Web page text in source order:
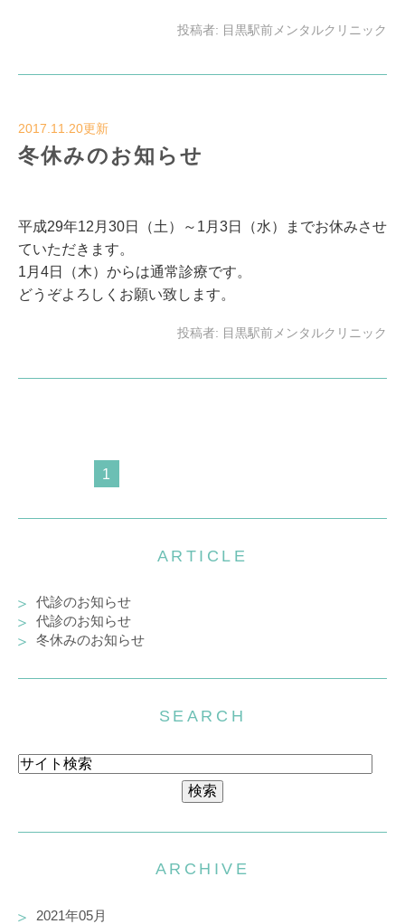
投稿者: 目黒駅前メンタルクリニック
2017.11.20更新
冬休みのお知らせ
平成29年12月30日（土）～1月3日（水）までお休みさせ
ていただきます。
1月4日（木）からは通常診療です。
どうぞよろしくお願い致します。
投稿者: 目黒駅前メンタルクリニック
1
ARTICLE
代診のお知らせ
代診のお知らせ
冬休みのお知らせ
SEARCH
ARCHIVE
2021年05月